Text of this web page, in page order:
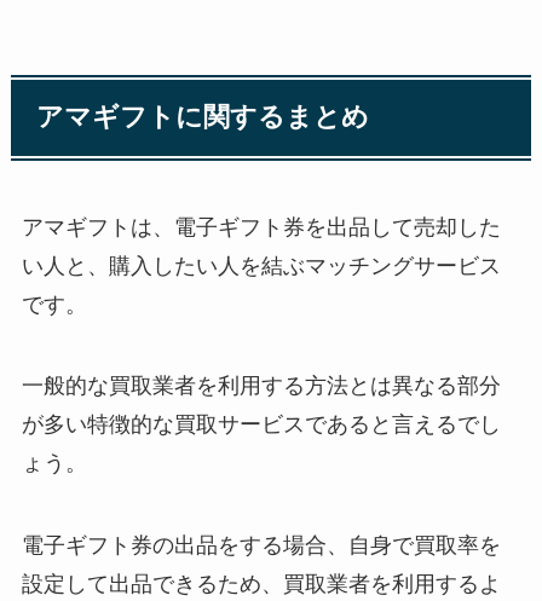
アマギフトに関するまとめ
アマギフトは、電子ギフト券を出品して売却した
い人と、購入したい人を結ぶマッチングサービス
です。
一般的な買取業者を利用する方法とは異なる部分
が多い特徴的な買取サービスであると言えるでし
ょう。
電子ギフト券の出品をする場合、自身で買取率を
設定して出品できるため、買取業者を利用するよ